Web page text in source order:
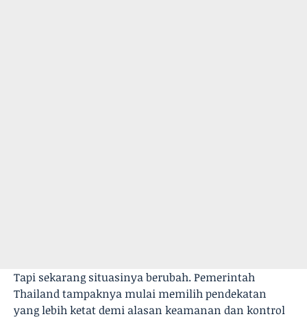
Tapi sekarang situasinya berubah. Pemerintah
Thailand tampaknya mulai memilih pendekatan
yang lebih ketat demi alasan keamanan dan kontrol